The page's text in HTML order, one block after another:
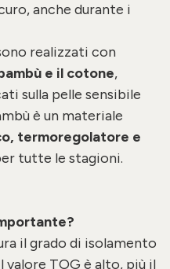
anche durante i
realizzati con
e il cotone,
sulla pelle sensibile
è un materiale
termoregolatore e
tutte le stagioni.
il grado di isolamento
TOG è alto, più il